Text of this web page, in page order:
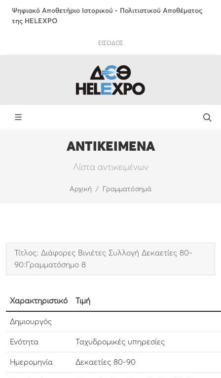
Ψηφιακό Αποθετήριο Ιστορικού - Πολιτιστικού Αποθέματος
της HELEXPO
ΕΙΣΟΔΟΣ
ΑΝΤΙΚΕΙΜΕΝΑ
Λίστα αντικειμένων
Αρχική Γραμματόσημά
Τίτλος: Διάφορες Βινιέτες Συλλογή Δεκαετίες 80-
90:Γραμματόσημο 8
Χαρακτηριστικό Τιμή
Δημιουργός
Ενότητα Ταχυδρομικές υπηρεσίες
Ημερομηνία Δεκαετίες 80-90